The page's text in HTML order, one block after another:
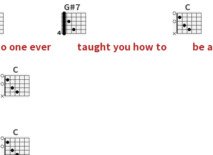
o one ever
G#7
taughtyou how to
C
be a
C
C